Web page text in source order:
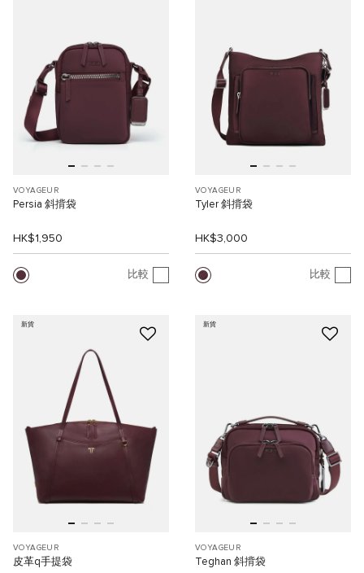
VOYAGEUR
Persia 斜揹袋
HK$1,950
比較
VOYAGEUR
Tyler 斜揹袋
HK$3,000
比較
新貨
VOYAGEUR
皮革q手提袋
新貨
VOYAGEUR
Teghan 斜揹袋